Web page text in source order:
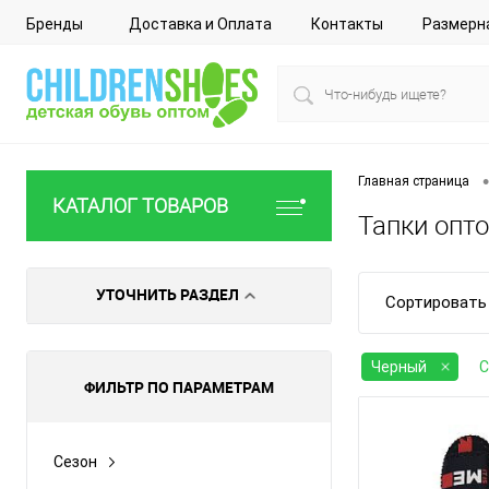
Бренды Доставка и Оплата Контакты
КАТАЛОГ ТОВАРОВ
УТОЧНИТЬ РАЗДЕЛ
ФИЛЬТР ПО ПАРАМЕТРАМ
Сезон
Главная страница •
Тапки
Сортировать
Черный